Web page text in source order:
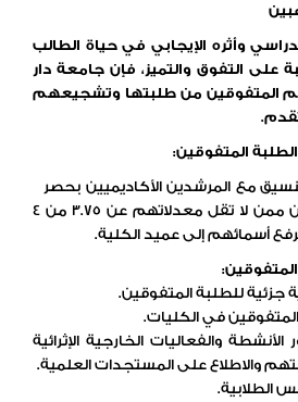
وأثره الإيجابي في حياة الطالب
على التفوق والتميز، فإن جامعة دار
المتفوقين من طلبتها وتشجيعهم
المتفوقين:
مع المرشدين الأكاديميين بحصر
أسماء الطلبة المتفوقين ممن لا تقل معدلاتهم عن 3.75 من 4
أسمائهم إلى عميد الكلية.
جزئية للطلبة المتفوقين.
في الكليات.
والفعاليات الخارجية الإثرائية
والاطلاع على المستجدات العلمية.
الطلابية.